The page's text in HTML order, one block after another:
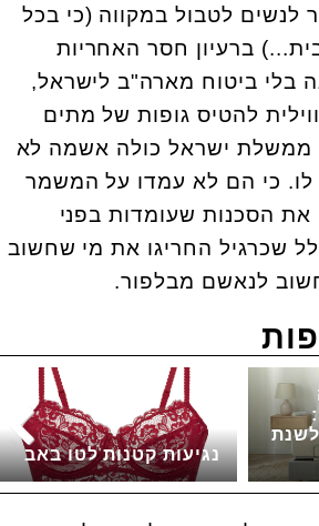
לנשים לטבול במקווה (כי בכל
ברעיון חסר האחריות
בלי ביטוח מארה"ב לישראל,
להטיס גופות של מתים
ישראל כולה אשמה לא
לו. כי הם לא עמדו על המשמר
את הסכנות שעומדות בפני
שכרגיל החריגו את מי שחשוב
לנאשם מבלפור.
נגיעות קטנות לטו באב
לשנת